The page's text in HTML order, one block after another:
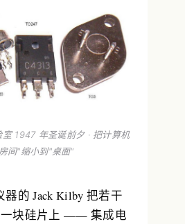
室 1947 年圣诞前夕 · 把计算机
间"缩小到"桌面"
器的 Jack Kilby 把若干
一块硅片上 —— 集成电